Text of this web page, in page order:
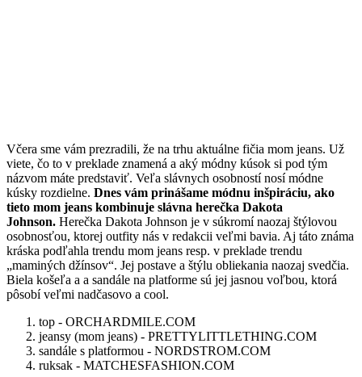
Včera sme vám prezradili, že na trhu aktuálne fičia mom jeans. Už
viete, čo to v preklade znamená a aký módny kúsok si pod tým
názvom máte predstaviť. Veľa slávnych osobností nosí módne
kúsky rozdielne. Dnes vám prinášame módnu inšpiráciu, ako
tieto mom jeans kombinuje slávna herečka Dakota
Johnson. Herečka Dakota Johnson je v súkromí naozaj štýlovou
osobnosťou, ktorej outfity nás v redakcii veľmi bavia. Aj táto známa
kráska podľahla trendu mom jeans resp. v preklade trendu
„maminých džínsov“. Jej postave a štýlu obliekania naozaj svedčia.
Biela košeľa a a sandále na platforme sú jej jasnou voľbou, ktorá
pôsobí veľmi nadčasovo a cool.
top - ORCHARDMILE.COM
jeansy (mom jeans) - PRETTYLITTLETHING.COM
sandále s platformou - NORDSTROM.COM
ruksak - MATCHESFASHION.COM